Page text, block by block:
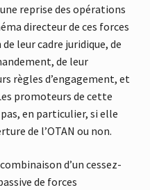
reprise des opérations
directeur de ces forces
leur cadre juridique, de
de leur
règles d’engagement, et
promoteurs de cette
en particulier, si elle
de l’OTAN ou non.
d’un cessez-
de forces